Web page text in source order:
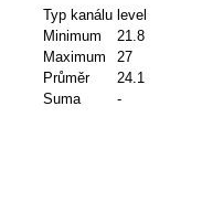
Typ kanálu level
Minimum
21.8
Maximum
27
Průměr
24.1
Suma
-